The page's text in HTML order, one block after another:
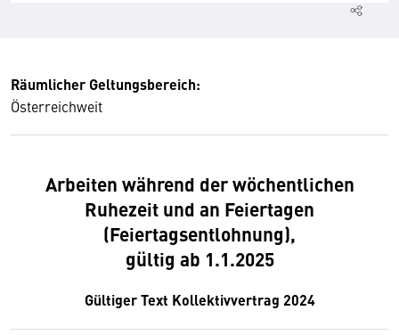
Räumlicher Geltungsbereich:
Österreichweit
Arbeiten während der wöchentlichen
Ruhezeit und an Feiertagen
(Feiertagsentlohnung),
gültig ab 1.1.2025
Gültiger Text Kollektivvertrag 2024